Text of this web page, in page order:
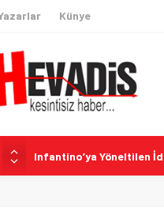
Künye
Infantino’ya Yöneltilen
İspanya-İtalya